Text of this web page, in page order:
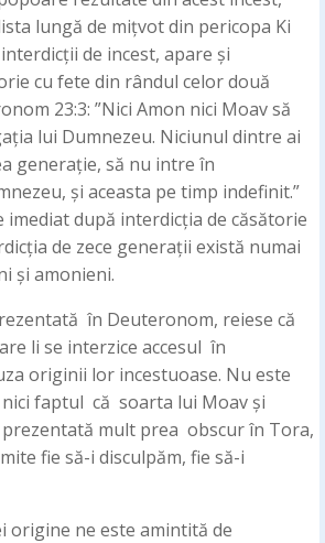
lungă de mițvot din pericopa Ki
de incest, apare și
cu fete din rândul celor două
23:3: ”Nici Amon nici Moav să
lui Dumnezeu. Niciunul dintre ai
generație, să nu intre în
și aceasta pe timp indefinit.”
imediat după interdicția de căsătorie
de zece generații există numai
și amonieni.
în Deuteronom, reiese că
li se interzice accesul în
originii lor incestuoase. Nu este
faptul că soarta lui Moav și
mult prea obscur în Tora,
fie să-i disculpăm, fie să-i
origine ne este amintită de